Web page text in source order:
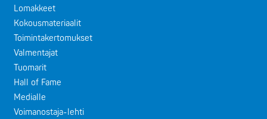
Lomakkeet
Kokousmateriaalit
Toimintakertomukset
Valmentajat
Tuomarit
Hall of Fame
Medialle
Voimanostaja-lehti